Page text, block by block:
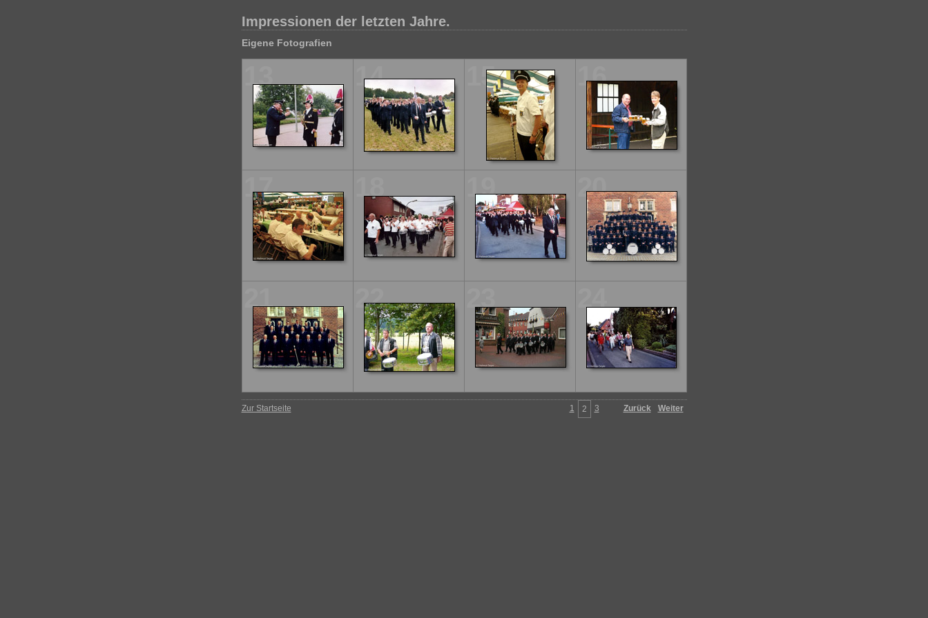
Impressionen der letzten Jahre.
Eigene Fotografien
13 14 15 16
17 19 20
21 22
1 2 3 Zurück Weiter
Zur Startseite